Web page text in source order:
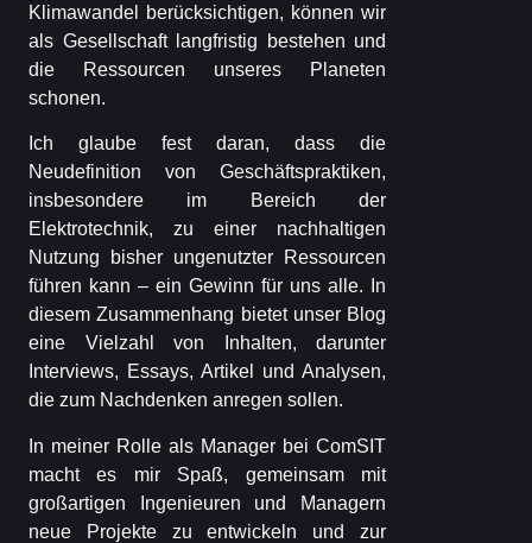
Klimawandel berücksichtigen, können wir
als Gesellschaft langfristig bestehen und
die Ressourcen unseres Planeten
schonen.
Ich glaube fest daran, dass die
Neudefinition von Geschäftspraktiken,
insbesondere im Bereich der
Elektrotechnik, zu einer nachhaltigen
Nutzung bisher ungenutzter Ressourcen
führen kann – ein Gewinn für uns alle. In
diesem Zusammenhang bietet unser Blog
eine Vielzahl von Inhalten, darunter
Interviews, Essays, Artikel und Analysen,
die zum Nachdenken anregen sollen.
In meiner Rolle als Manager bei ComSIT
macht es mir Spaß, gemeinsam mit
großartigen Ingenieuren und Managern
neue Projekte zu entwickeln und zur